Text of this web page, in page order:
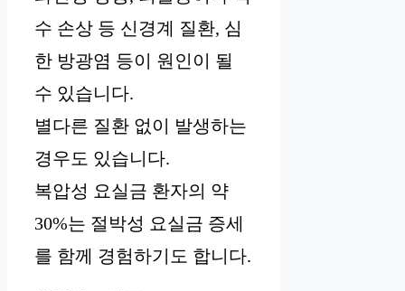
수 손상 등 신경계 질환, 심
한 방광염 등이 원인이 될
수 있습니다.
별다른 질환 없이 발생하는
경우도 있습니다.
복압성 요실금 환자의 약
30%는 절박성 요실금 증세
를 함께 경험하기도 합니다.